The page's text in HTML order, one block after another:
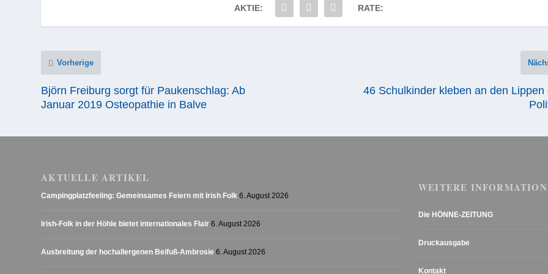
AKTIE: RATE:
Vorherige
Björn Freiburg sorgt für Paukenschlag: Ab
Januar 2019 Osteopathie in Balve
46 Schulkinder kleben an den Lippen
AKTUELLE ARTIKEL
Campingplatzfeeling: Gemeinsames Feiern mit Irish Folk 6. August 2026
Irish-Folk in der Höhle bietet internationales Flair 6. August 2026
Ausbreitung der hochallergenen Beifuß-Ambrosie 6. August 2026
WEITERE
Die HÖNNE-ZEITUNG
Druckausgabe
Kontakt